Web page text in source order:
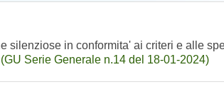
in conformita' ai criteri e alle
(GU Serie Generale n.14 del 18-01-2024)